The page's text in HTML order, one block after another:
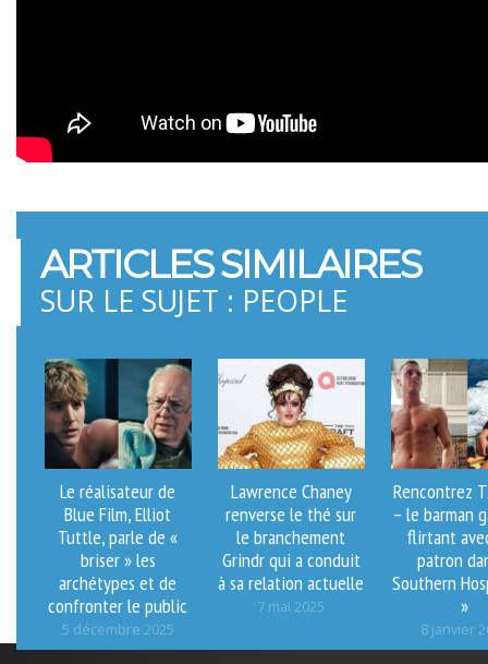
ARTICLES SIMILAIRES
SUR LE SUJET : PEOPLE
Le réalisateur de
Blue Film, Elliot
Tuttle, parle de «
briser » les
archétypes et de
confronter le public
5 décembre 2025
Lawrence Chaney
renverse le thé sur
le branchement
Grindr qui a conduit
à sa relation actuelle
7 mai 2025
Rencontrez
– le barman
flirtant
patron
Southern
»
8 janvier